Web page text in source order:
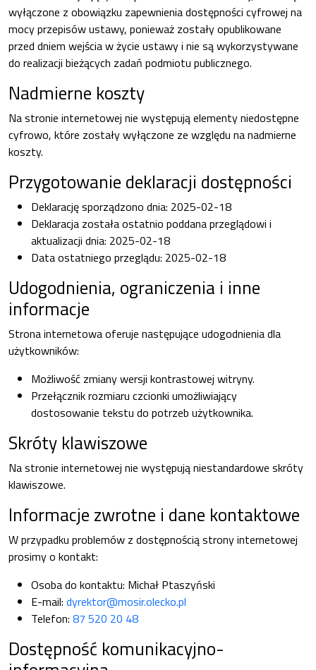
wyłączone z obowiązku zapewnienia dostępności cyfrowej na
mocy przepisów ustawy, ponieważ zostały opublikowane
przed dniem wejścia w życie ustawy i nie są wykorzystywane
do realizacji bieżących zadań podmiotu publicznego.
Nadmierne koszty
Na stronie internetowej nie występują elementy niedostępne
cyfrowo, które zostały wyłączone ze względu na nadmierne
koszty.
Przygotowanie deklaracji dostępności
Deklarację sporządzono dnia: 2025-02-18
Deklaracja została ostatnio poddana przeglądowi i
aktualizacji dnia: 2025-02-18
Data ostatniego przeglądu: 2025-02-18
Udogodnienia, ograniczenia i inne
informacje
Strona internetowa oferuje następujące udogodnienia dla
użytkowników:
Możliwość zmiany wersji kontrastowej witryny.
Przełącznik rozmiaru czcionki umożliwiający
dostosowanie tekstu do potrzeb użytkownika.
Skróty klawiszowe
Na stronie internetowej nie występują niestandardowe skróty
klawiszowe.
Informacje zwrotne i dane kontaktowe
W przypadku problemów z dostępnością strony internetowej
prosimy o kontakt:
Osoba do kontaktu: Michał Ptaszyński
E-mail: dyrektor@mosir.olecko.pl
Telefon: 87 520 20 48
Dostępność komunikacyjno-